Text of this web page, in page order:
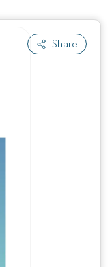
Share